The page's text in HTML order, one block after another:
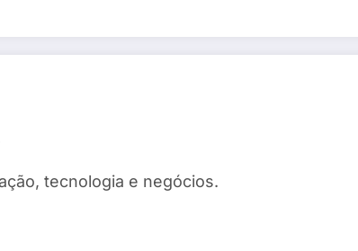
tecnologia e negócios.